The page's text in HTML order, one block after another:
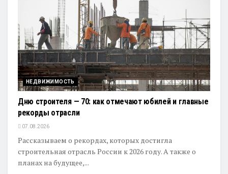
НЕДВИЖИМОСТЬ
Дню строителя — 70: как отмечают юбилей и главные
рекорды отрасли
07.08.2026
Рассказываем о рекордах, которых достигла
строительная отрасль России к 2026 году. А также о
планах на будущее,...